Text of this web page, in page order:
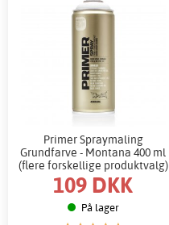
Primer Spraymaling
Grundfarve - Montana 400 ml
(flere forskellige produktvalg)
109 DKK
På lager